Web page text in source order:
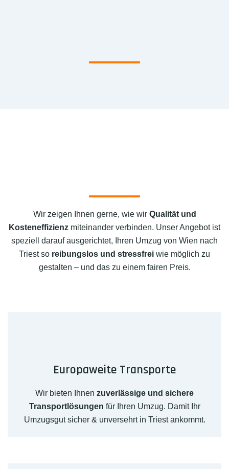
Wir zeigen Ihnen gerne, wie wir Qualität und
Kosteneffizienz miteinander verbinden. Unser Angebot ist
speziell darauf ausgerichtet, Ihren Umzug von Wien nach
Triest so reibungslos und stressfrei wie möglich zu
gestalten – und das zu einem fairen Preis.
Europaweite Transporte
Wir bieten Ihnen zuverlässige und sichere
Transportlösungen für Ihren Umzug. Damit Ihr
Umzugsgut sicher & unversehrt in Triest ankommt.